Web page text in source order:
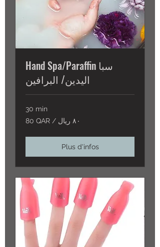
Hand Spa/Paraffin سبا
اليدين/ البرافين
30 min
80
QAR
80 QAR / ٨٠ ريال
Plus d'infos